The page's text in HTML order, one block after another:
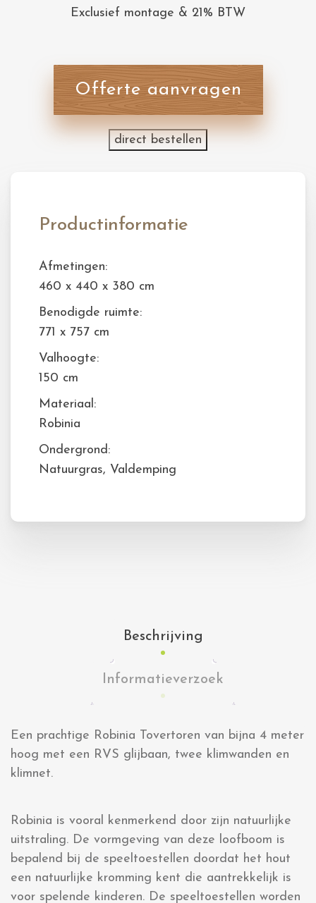
Exclusief montage & 21% BTW
Offerte aanvragen
direct bestellen
Productinformatie
Afmetingen:
460 x 440 x 380 cm
Benodigde ruimte:
771 x 757 cm
Valhoogte:
150 cm
Materiaal:
Robinia
Ondergrond:
Natuurgras, Valdemping
Beschrijving
Informatieverzoek
Een prachtige Robinia Tovertoren van bijna 4 meter
hoog met een RVS glijbaan, twee klimwanden en
klimnet.
Robinia is vooral kenmerkend door zijn natuurlijke
uitstraling. De vormgeving van deze loofboom is
bepalend bij de speeltoestellen doordat het hout
een natuurlijke kromming kent die aantrekkelijk is
voor spelende kinderen. De speeltoestellen worden